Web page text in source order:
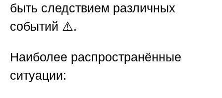
быть следствием различных
событий ⚠️.
Наиболее распространённые
ситуации: